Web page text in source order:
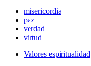
misericordia
paz
verdad
virtud
Valores espiritualidad